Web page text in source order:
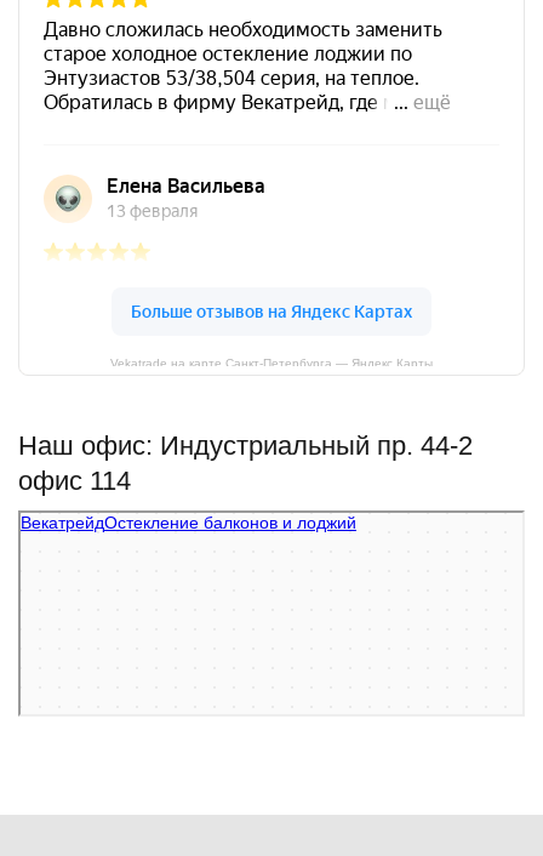
Vekatrade на карте Санкт‑Петербурга — Яндекс Карты
Наш офис: Индустриальный пр. 44-2
офис 114
Векатрейд